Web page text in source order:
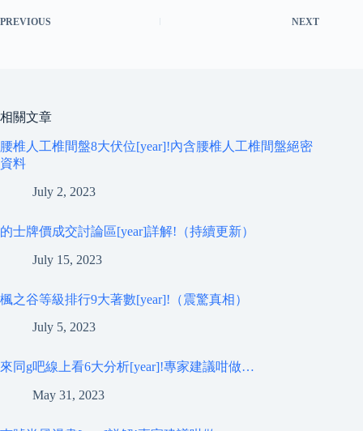
PREVIOUS NEXT
相關文章
腰椎人工椎間盤8大伏位[year]!內含腰椎人工椎間盤絕密
資料
July 2, 2023
的士牌價成交討論區[year]詳解!（持續更新）
July 15, 2023
楓之谷等級排行9大著數[year]!（震驚真相）
July 5, 2023
來同g吧線上看6大分析[year]!專家建議咁做…
May 31, 2023